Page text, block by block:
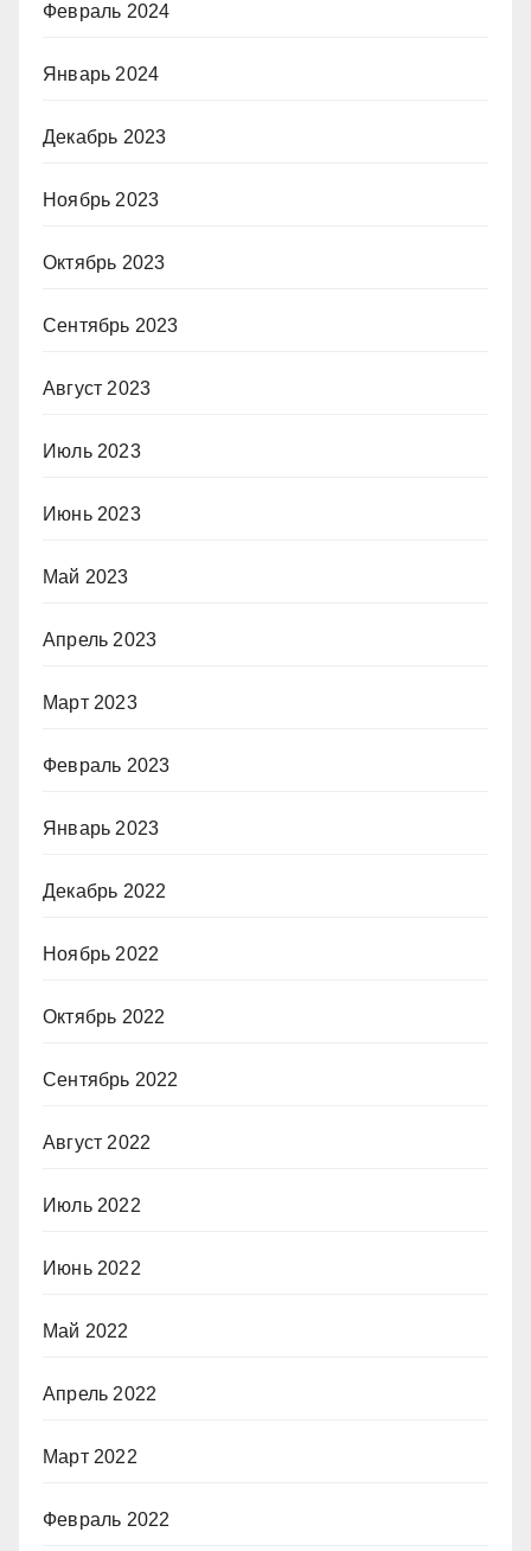
Февраль 2024
Январь 2024
Декабрь 2023
Ноябрь 2023
Октябрь 2023
Сентябрь 2023
Август 2023
Июль 2023
Июнь 2023
Май 2023
Апрель 2023
Март 2023
Февраль 2023
Январь 2023
Декабрь 2022
Ноябрь 2022
Октябрь 2022
Сентябрь 2022
Август 2022
Июль 2022
Июнь 2022
Май 2022
Апрель 2022
Март 2022
Февраль 2022